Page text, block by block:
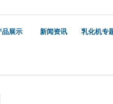
品展示 新闻资讯 乳化机专